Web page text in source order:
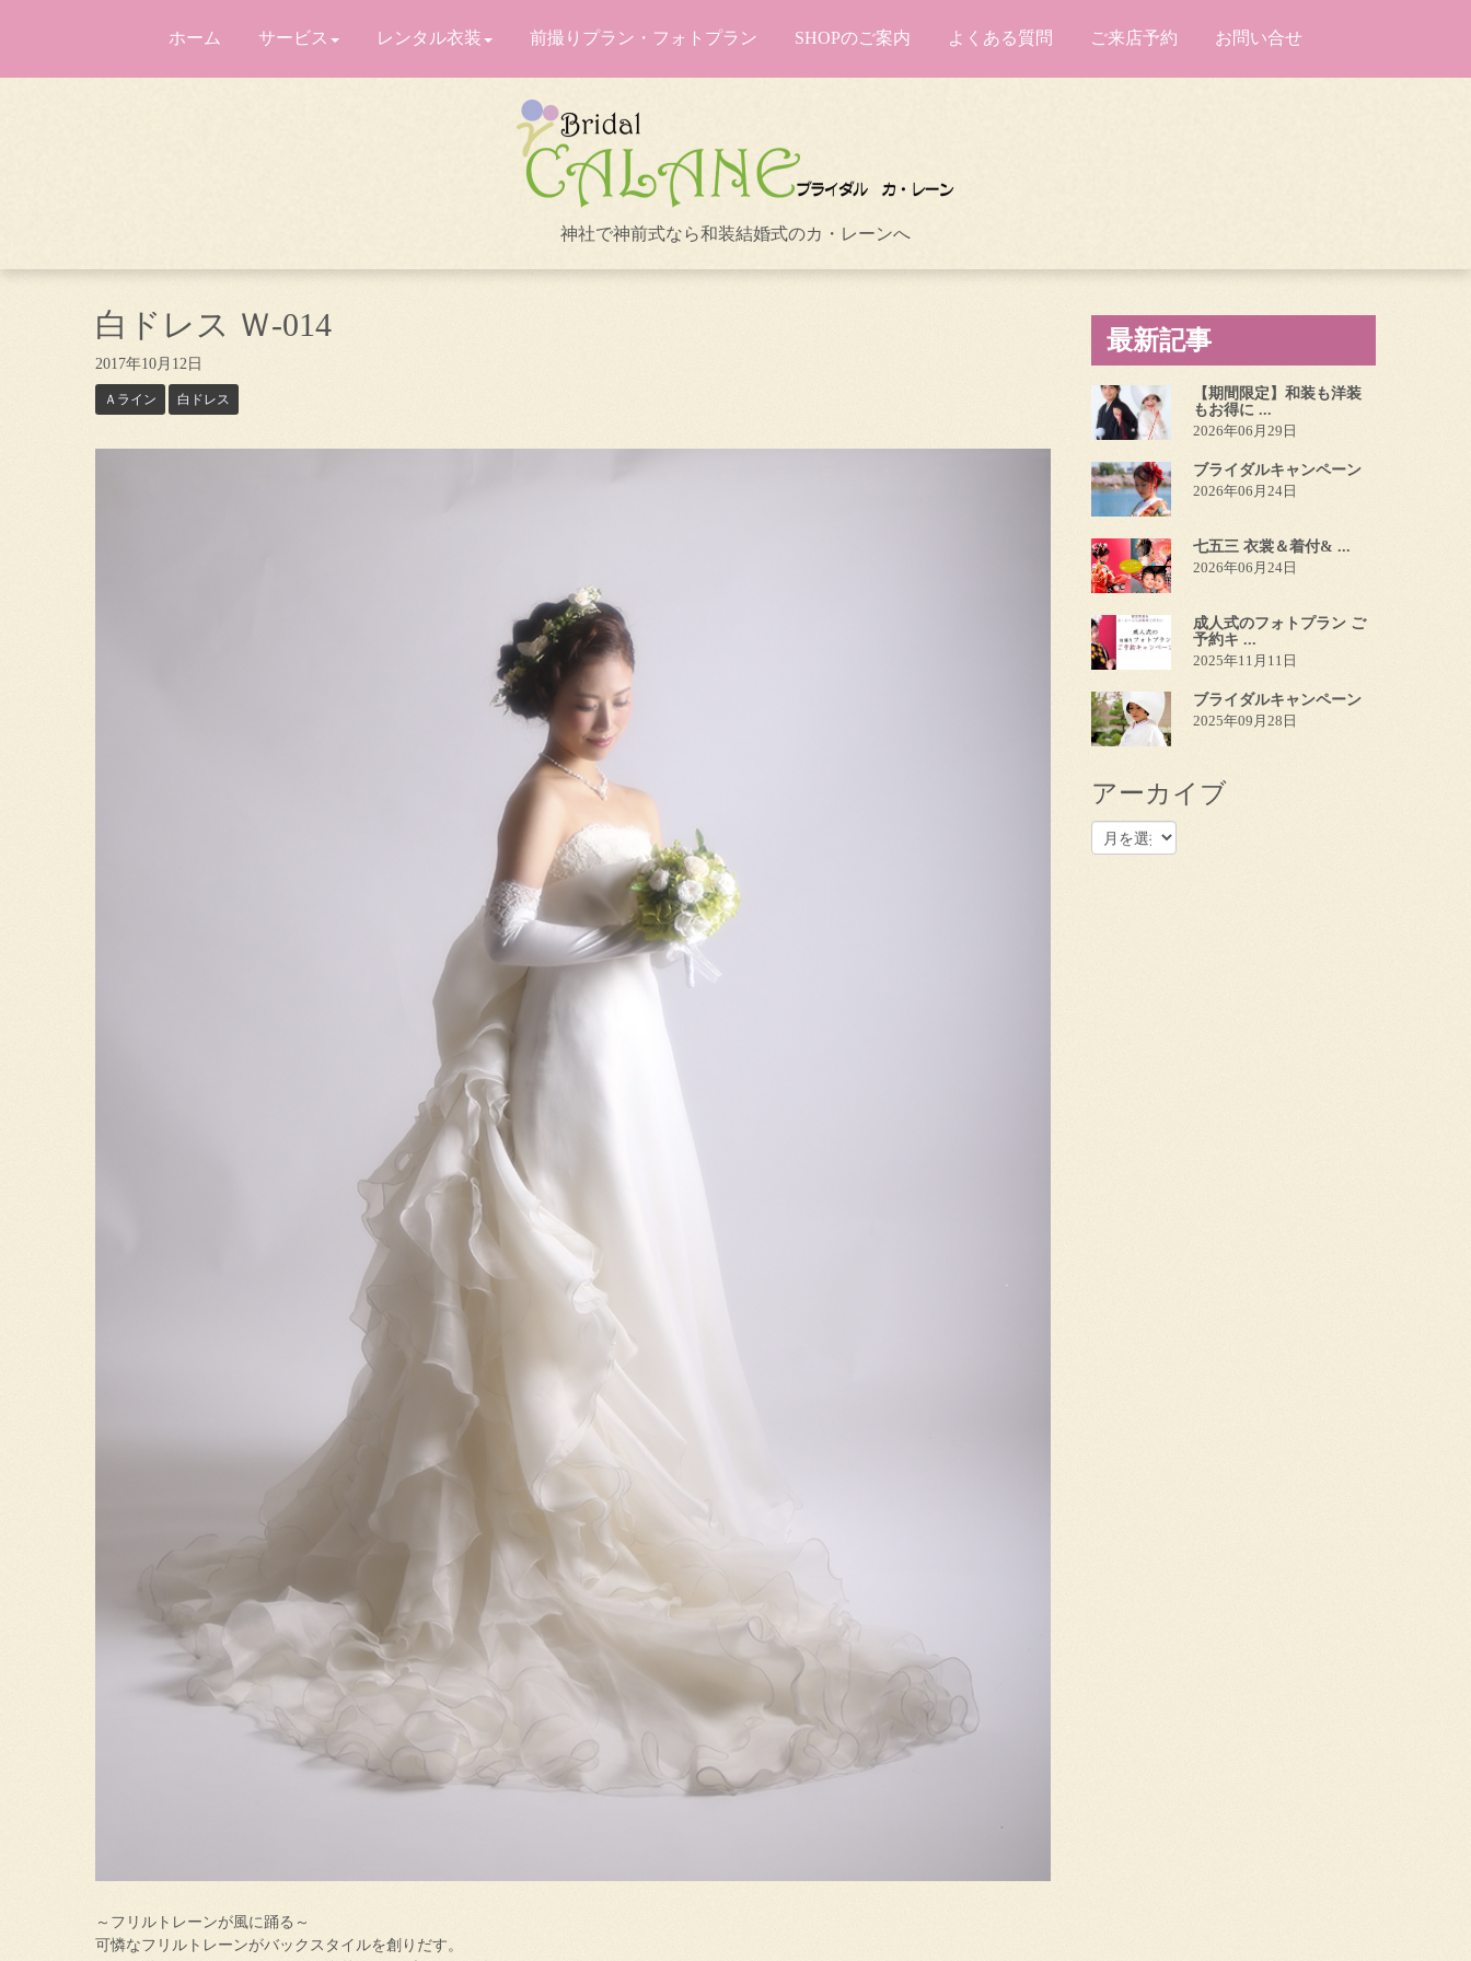
ホーム サービス レンタル衣装 前撮りプラン・フォトプラン SHOPのご案内 よくある質問 ご来店予約 お問い合せ
神社で神前式なら和装結婚式のカ・レーンへ
白ドレス Ｗ-014
2017年10月12日
Ａライン 白ドレス
～フリルトレーンが風に踊る～
可憐なフリルトレーンがバックスタイルを創りだす。
最新記事
【期間限定】和装も洋装
もお得に ...
2026年06月29日
ブライダルキャンペーン
2026年06月24日
七五三 衣裳＆着付& ...
2026年06月24日
成人式のフォトプラン ご
予約キ ...
2025年11月11日
ブライダルキャンペーン
2025年09月28日
アーカイブ